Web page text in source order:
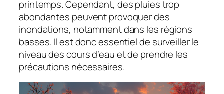
printemps. Cependant, des pluies trop
abondantes peuvent provoquer des
inondations, notamment dans les régions
basses. Il est donc essentiel de surveiller le
niveau des cours d’eau et de prendre les
précautions nécessaires.